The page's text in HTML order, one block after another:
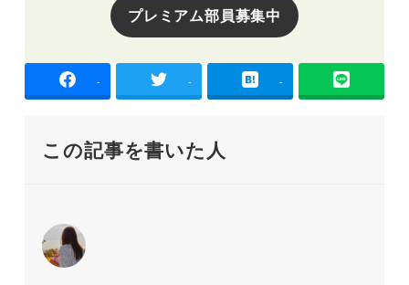
プレミアム部員募集中
- - -
この記事を書いた人